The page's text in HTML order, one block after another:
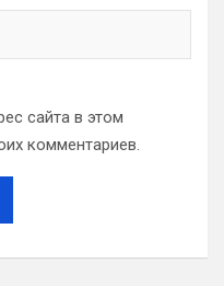
сайта в этом
комментариев.